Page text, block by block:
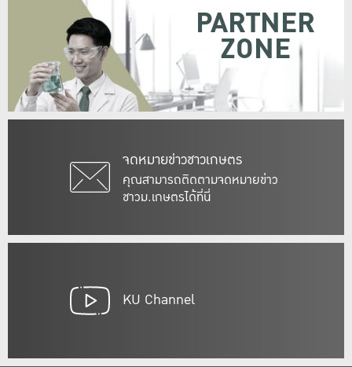
จดหมายข่าวชาวเกษตร
คุณสามารถติดตามจดหมายข่าว
ชาวม.เกษตรได้ที่นี่
PARTNER
ZONE
KU Channel